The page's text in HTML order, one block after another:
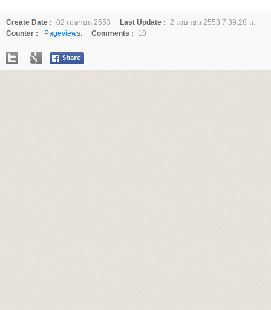
Create Date : 02 เมษายน 2553 Last Update : 2 เมษายน 2553 7:39:28 น.
Counter :
Pageviews. Comments : 10